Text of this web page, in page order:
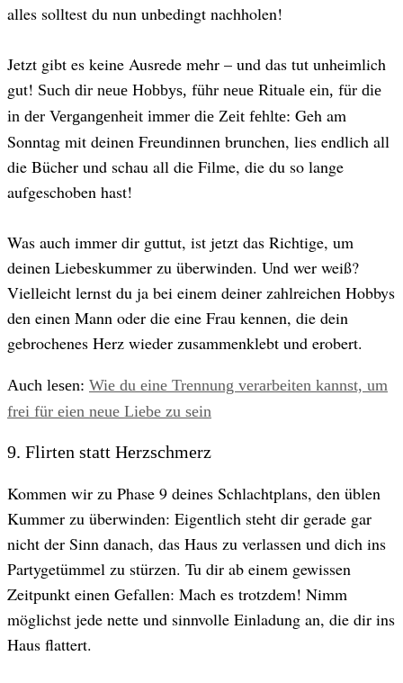
alles solltest du nun unbedingt nachholen!
Jetzt gibt es keine Ausrede mehr – und das tut unheimlich
gut! Such dir neue Hobbys, führ neue Rituale ein, für die
in der Vergangenheit immer die Zeit fehlte: Geh am
Sonntag mit deinen Freundinnen brunchen, lies endlich all
die Bücher und schau all die Filme, die du so lange
aufgeschoben hast!
Was auch immer dir guttut, ist jetzt das Richtige, um
deinen Liebeskummer zu überwinden. Und wer weiß?
Vielleicht lernst du ja bei einem deiner zahlreichen Hobbys
den einen Mann oder die eine Frau kennen, die dein
gebrochenes Herz wieder zusammenklebt und erobert.
Auch lesen: Wie du eine Trennung verarbeiten kannst, um
frei für eien neue Liebe zu sein
9. Flirten statt Herzschmerz
Kommen wir zu Phase 9 deines Schlachtplans, den üblen
Kummer zu überwinden: Eigentlich steht dir gerade gar
nicht der Sinn danach, das Haus zu verlassen und dich ins
Partygetümmel zu stürzen. Tu dir ab einem gewissen
Zeitpunkt einen Gefallen: Mach es trotzdem! Nimm
möglichst jede nette und sinnvolle Einladung an, die dir ins
Haus flattert.